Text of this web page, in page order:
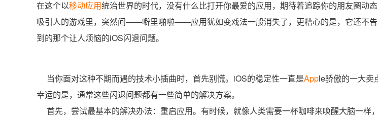
在这个以移动应用统治世界的时代，没有什么比打开你最爱的应用，期待着追踪你的朋友圈动
吸引人的游戏里，突然间——噼里啪啦——应用犹如变戏法一般消失了，更糟心的是，它还不
到的那个让人烦恼的iOS闪退问题。
当你面对这种不期而遇的技术小插曲时，首先别慌。iOS的稳定性一直是Apple骄傲的一大卖
幸运的是，通常这些闪退问题都有一些简单的解决方案。
首先，尝试最基本的解决办法：重启应用。有时候，就像人类需要一杯咖啡来唤醒大脑一样